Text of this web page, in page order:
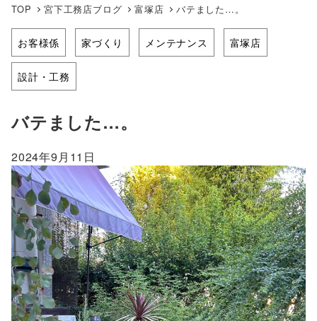
TOP 宮下工務店ブログ 富塚店 バテました…。
お客様係 家づくり メンテナンス 富塚店
設計・工務
バテました…。
2024年9月11日